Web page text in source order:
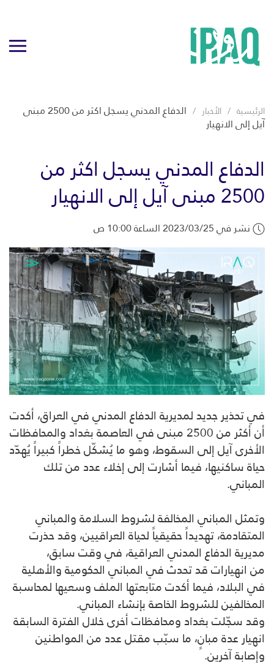
الرئيسية الأخبار الدفاع المدني يسجل اكثر من 2500 مبنى
آيل إلى الانهيار
الدفاع المدني يسجل اكثر من
2500 مبنى آيل إلى الانهيار
نشر في 2023/03/25 الساعة 10:00 ص
في تحذير جديد لمديرية الدفاع المدني في العراق، أكدت
أن أكثر من 2500 مبنى في العاصمة بغداد والمحافظات
الأخرى آيل إلى السقوط، وهو ما يُشكّل خطراً كبيراً يُهدّد
حياة ساكنيها، فيما أشارت إلى إخلاء عدد من تلك
المباني.
وتمثل المباني المخالفة لشروط السلامة والمباني
المتقادمة، تهديداً حقيقياً لحياة العراقيين، وقد حذرت
مديرية الدفاع المدني العراقية، في وقت سابق،
من انهيارات قد تحدث في المباني الحكومية والأهلية
في البلاد، فيما أكدت متابعتها الملف وسعيها لمحاسبة
المخالفين للشروط الخاصة بإنشاء المباني.
وقد سجّلت بغداد ومحافظات أخرى خلال الفترة السابقة
انهيار عدة مبانٍ، ما سبّب مقتل عدد من المواطنين
وإصابة آخرين.